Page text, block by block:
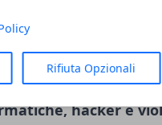
Rifiuta Opzionali
una priorità
sono
hacker e